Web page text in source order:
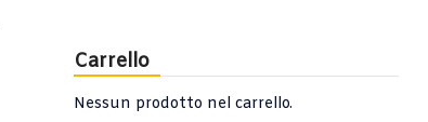
Carrello
Nessun prodotto nel carrello.